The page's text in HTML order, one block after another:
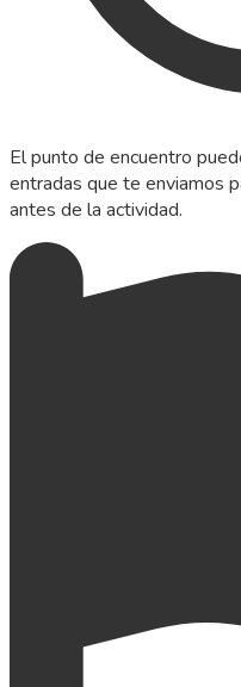
El punto de encuentro
entradas que te enviamos
antes de la actividad.